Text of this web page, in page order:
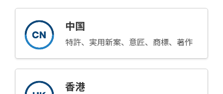
中国
特許、実用新案、意匠、商標、著作
香港